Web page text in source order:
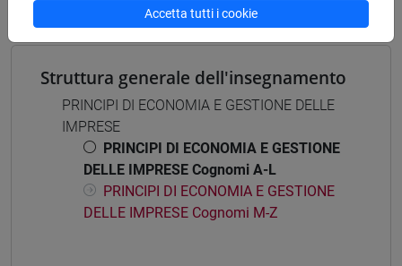
Struttura generale dell'insegnamento
PRINCIPI DI ECONOMIA E GESTIONE DELLE
IMPRESE
PRINCIPI DI ECONOMIA E GESTIONE
DELLE IMPRESE Cognomi A-L
PRINCIPI DI ECONOMIA E GESTIONE
DELLE IMPRESE Cognomi M-Z
Accetta tutti i cookie